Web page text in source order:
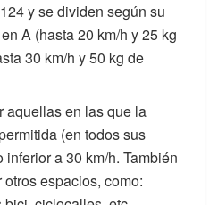
y se dividen según su
A (hasta 20 km/h y 25 kg
30 km/h y 50 kg de
aquellas en las que la
(en todos sus
a 30 km/h. También
espacios, como: